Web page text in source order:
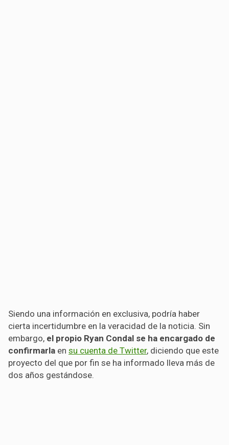
Siendo una información en exclusiva, podría haber
cierta incertidumbre en la veracidad de la noticia. Sin
embargo, el propio Ryan Condal se ha encargado de
confirmarla en su cuenta de Twitter, diciendo que este
proyecto del que por fin se ha informado lleva más de
dos años gestándose.